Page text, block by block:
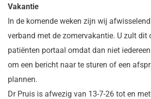
Vakantie
In de komende weken zijn wij
verband met de zomervakantie. U zult dit
patiënten portaal omdat dan niet
om een bericht naar te sturen of een
plannen.
Dr Pruis is afwezig van 13-7-26 tot en